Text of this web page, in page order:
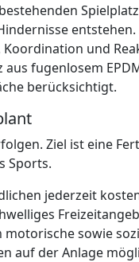
und
fugenlosem
berücksichtigt.
Ziel ist eine
Sports.
jederzeit
sowie
auf der Anlage